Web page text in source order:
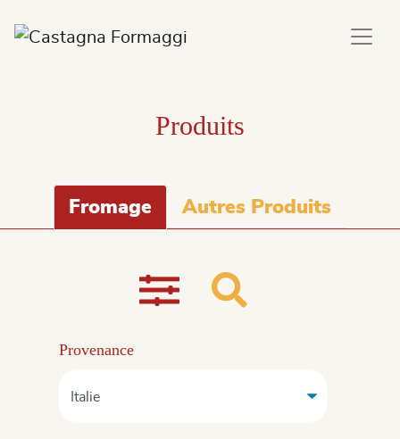
Produits
Fromage Autres Produits
Provenance